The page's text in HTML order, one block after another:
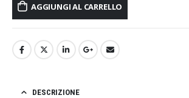
AGGIUNGI AL CARRELLO
DESCRIZIONE